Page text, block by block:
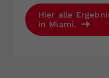
Hier alle
in Miami.